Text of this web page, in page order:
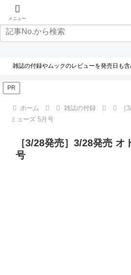
雑誌の付録やムックのレビューを発売日も
PR
ホーム 雑誌の付録
ミューズ 5月号
［3/28発売］3/28発売 オ
号
メニュー